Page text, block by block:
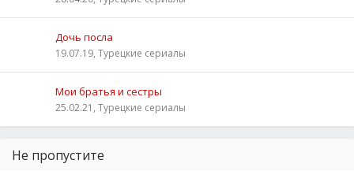
Дочь посла
19.07.19, Турецкие сериалы
Мои братья и сестры
25.02.21, Турецкие сериалы
Не пропустите